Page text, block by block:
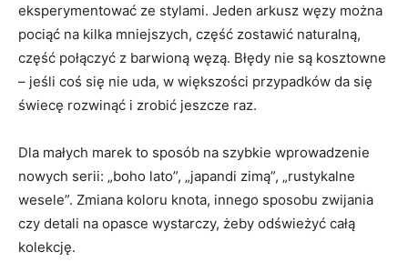
eksperymentować ze stylami. Jeden arkusz węzy można
pociąć na kilka mniejszych, część zostawić naturalną,
część połączyć z barwioną węzą. Błędy nie są kosztowne
– jeśli coś się nie uda, w większości przypadków da się
świecę rozwinąć i zrobić jeszcze raz.
Dla małych marek to sposób na szybkie wprowadzenie
nowych serii: „boho lato”, „japandi zimą”, „rustykalne
wesele”. Zmiana koloru knota, innego sposobu zwijania
czy detali na opasce wystarczy, żeby odświeżyć całą
kolekcję.